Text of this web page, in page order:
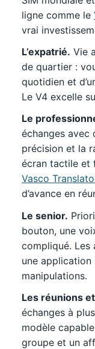
ligne comme le
vrai
L’expatrié. Vie
de quartier :
quotidien et
Le V4 excelle
Le
échanges avec
précision et la
écran tactile et
Vasco
d’avance en
Le senior.
bouton, une
compliqué. Les
une
manipulations.
Les réunions
échanges à
modèle
groupe et un